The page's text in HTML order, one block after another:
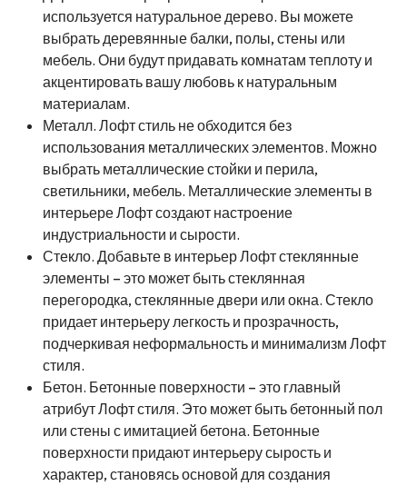
используется натуральное дерево. Вы можете
выбрать деревянные балки, полы, стены или
мебель. Они будут придавать комнатам теплоту и
акцентировать вашу любовь к натуральным
материалам.
Металл. Лофт стиль не обходится без
использования металлических элементов. Можно
выбрать металлические стойки и перила,
светильники, мебель. Металлические элементы в
интерьере Лофт создают настроение
индустриальности и сырости.
Стекло. Добавьте в интерьер Лофт стеклянные
элементы – это может быть стеклянная
перегородка, стеклянные двери или окна. Стекло
придает интерьеру легкость и прозрачность,
подчеркивая неформальность и минимализм Лофт
стиля.
Бетон. Бетонные поверхности – это главный
атрибут Лофт стиля. Это может быть бетонный пол
или стены с имитацией бетона. Бетонные
поверхности придают интерьеру сырость и
характер, становясь основой для создания